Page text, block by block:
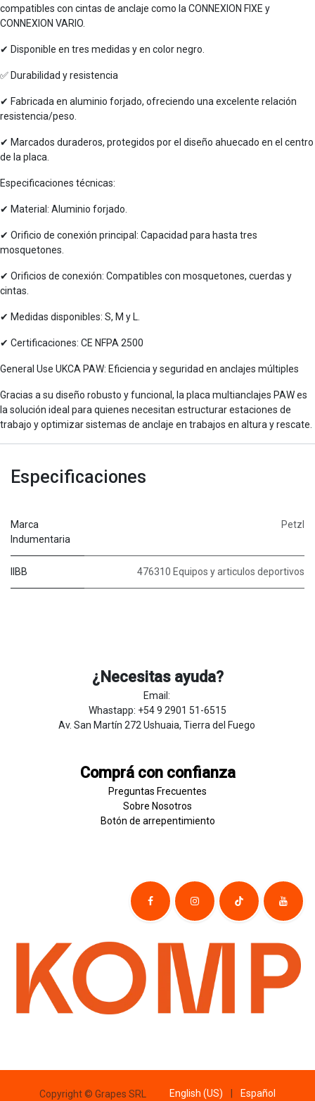
compatibles con cintas de anclaje como la CONNEXION FIXE y
CONNEXION VARIO.
✔ Disponible en tres medidas y en color negro.
✅ Durabilidad y resistencia
✔ Fabricada en aluminio forjado, ofreciendo una excelente relación
resistencia/peso.
✔ Marcados duraderos, protegidos por el diseño ahuecado en el centro
de la placa.
Especificaciones técnicas:
✔ Material: Aluminio forjado.
✔ Orificio de conexión principal: Capacidad para hasta tres
mosquetones.
✔ Orificios de conexión: Compatibles con mosquetones, cuerdas y
cintas.
✔ Medidas disponibles: S, M y L.
✔ Certificaciones: CE NFPA 2500
General Use UKCA PAW: Eficiencia y seguridad en anclajes múltiples
Gracias a su diseño robusto y funcional, la placa multianclajes PAW es
la solución ideal para quienes necesitan estructurar estaciones de
trabajo y optimizar sistemas de anclaje en trabajos en altura y rescate.
Especificaciones
Marca
Indumentaria
Petzl
IIBB 476310 Equipos y articulos deportivos
¿Necesitas ayuda?
Email:
Whastapp: +54 9 2901 51-6515
Av. San Martín 272 Ushuaia, Tierra del Fuego
Comprá con confianza
Preguntas Frecuentes
Sobre Nosotros
Botón de ​arrepentim​​​iento
Copyright © Grapes SRL English (US) Español